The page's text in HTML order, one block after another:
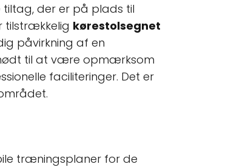
der er på plads til
tilstrækkelig kørestolsegnet
påvirkning af en
nødt til at være opmærksom
faciliteringer. Det er
træningsplaner for de